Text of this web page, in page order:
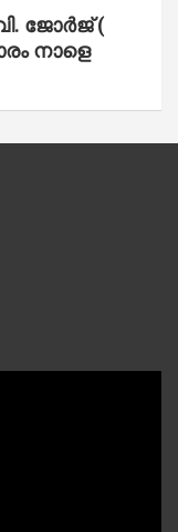
ജോ​ർ​ജ് (
നാളെ